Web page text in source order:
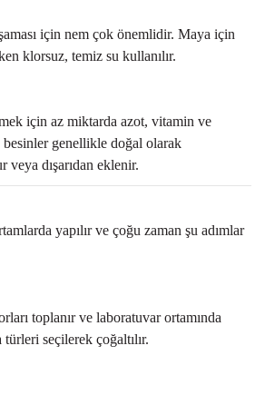
için nem çok önemlidir. Maya için
klorsuz, temiz su kullanılır.
için az miktarda azot, vitamin ve
genellikle doğal olarak
veya dışarıdan eklenir.
yapılır ve çoğu zaman şu adımlar
toplanır ve laboratuvar ortamında
seçilerek çoğaltılır.